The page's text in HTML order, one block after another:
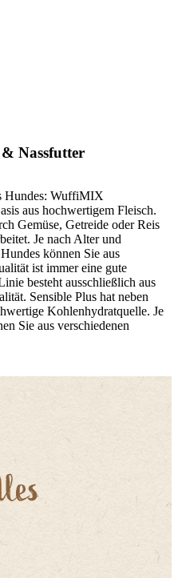
Nassfutter
Hundes: WuffiMIX
aus hochwertigem Fleisch.
Gemüse, Getreide oder Reis
Je nach Alter und
können Sie aus
ist immer eine gute
besteht ausschließlich aus
Sensible Plus hat neben
Kohlenhydratquelle. Je
Sie aus verschiedenen